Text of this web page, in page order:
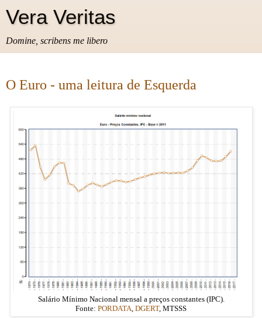
Vera Veritas
Domine, scribens me libero
O Euro - uma leitura de Esquerda
Salário Mínimo Nacional mensal a preços constantes (IPC).
Fonte: PORDATA DGERT, MTSSS